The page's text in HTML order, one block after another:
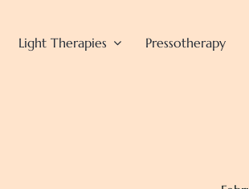
Light Therapies Pressotherapy